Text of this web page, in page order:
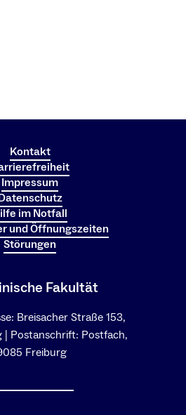
Kontakt
Impressum
im Notfall
und Öffnungszeiten
Störungen
Fakultät
Breisacher Straße 153,
| Postanschrift: Postfach,
Freiburg